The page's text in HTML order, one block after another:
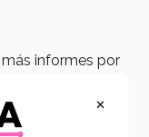
informes por
así como en las
los campus.
×